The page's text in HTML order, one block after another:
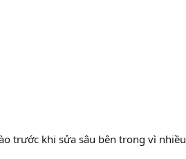
trước khi sửa sâu bên trong vì nhiều